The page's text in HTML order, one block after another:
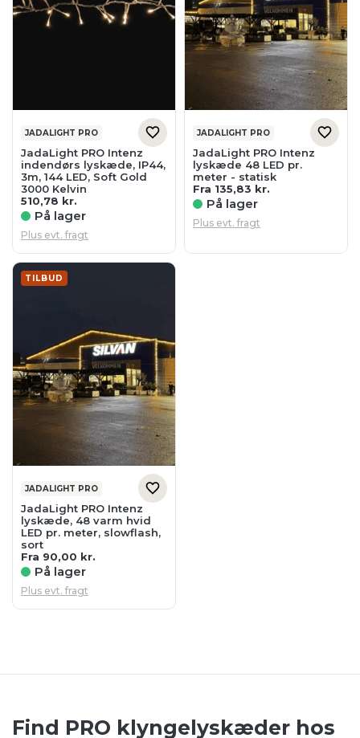
JADALIGHT PRO
JadaLight PRO Intenz
indendørs lyskæde, IP44,
3m, 144 LED, Soft Gold
3000 Kelvin
510,78 kr.
På lager
Plus evt. fragt
JADALIGHT PRO
JadaLight PRO Intenz
lyskæde 48 LED pr.
meter - statisk
Fra 135,83 kr.
På lager
Plus evt. fragt
TILBUD
JADALIGHT PRO
JadaLight PRO Intenz
lyskæde, 48 varm hvid
LED pr. meter, slowflash,
sort
Fra 90,00 kr.
På lager
Plus evt. fragt
Find PRO klyngelyskæder hos